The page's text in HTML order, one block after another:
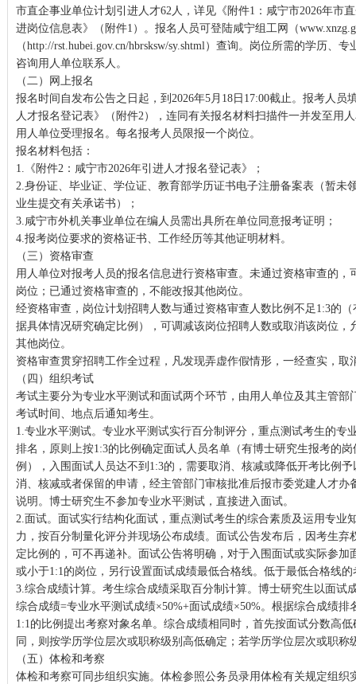
市直企事业单位计划引进人才62人，详见《附件1：咸宁市2026年市
进岗位信息表》（附件1）。报名人员可登陆咸宁组工网（
（http://rst.hubei.gov.cn/hbrsksw/sy.shtml）查询。岗位所需的学历、
咨询用人单位联系人。
（二）网上报名
报名时间自发布公告之日起，到2026年5月18日17:00截止。报考人员
人才报名登记表》（附件2），连同有关报名材料扫描件一并发至用
用人单位受理报名。每名报考人员限报一个岗位。
报名材料包括：
1.《附件2：咸宁市2026年引进人才报名登记表》；
2.身份证、毕业证、学位证、教育部学历证书电子注册备案表（暂未
业生提交有关承诺书）；
3.咸宁市外机关事业单位在编人员需出具所在单位同意报考证明；
4.报考岗位要求的资格证书、工作经历等其他证明材料。
（三）资格审查
用人单位对报考人员的报名信息进行资格审查。未通过资格审查的，
岗位；已通过资格审查的，不能改报其他岗位。
经资格审查，岗位计划招聘人数与通过资格审查人数比例不足1:3的
据具体情况研究确定比例），可调减该岗位招聘人数或取消该岗位，
其他岗位。
资格审查贯穿招聘工作全过程，凡发现弄虚作假情形，一经查实，取
（四）组织考试
考试主要分为专业水平测试和面试两个环节，由用人单位及其主管部
考试时间、地点后通知考生。
1.专业水平测试。专业水平测试实行百分制评分，重点测试考生的专
排名，原则上按1:3的比例确定面试人员名单（有博士研究生报考的
例），入围面试人员达不到1:3的，需要取消、核减或降低开考比例
消、核减或者保留的申请，经主管部门审核批准后报市委党建人才办
说明。博士研究生不参加专业水平测试，直接进入面试。
2.面试。面试实行结构化面试，重点测试考生的综合素质及运用专业
力，按百分制量化评分并现场公布成绩。面试公告发布后，因考生弃
定比例的，可不再递补。面试公告将明确，对于入围面试或实际参加
或小于1:1的岗位，另行设置面试成绩最低合格线。低于最低合格线
3.综合成绩计算。考生综合成绩采取百分制计算。博士研究生以面试
综合成绩=专业水平测试成绩×50%+面试成绩×50%。根据综合成绩
1:1的比例提出考察对象名单。综合成绩相同时，首先按面试分数高
同，则按学历学位层次或职称级别高低确定；若学历学位层次或职称
（五）体检和考察
体检和考察可同步组织实施。体检参照公务员录用体检有关规定组织